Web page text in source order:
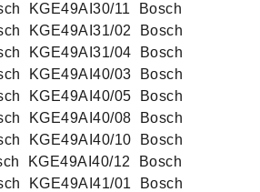
KGE49AI30/11 ‍ Bosch
KGE49AI31/02 ‍ Bosch
KGE49AI31/04 ‍ Bosch
KGE49AI40/03 ‍ Bosch
KGE49AI40/05 ‍ Bosch
KGE49AI40/08 ‍ Bosch
KGE49AI40/10 ‍ Bosch
KGE49AI40/12 ‍ Bosch
KGE49AI41/01 ‍ Bosch